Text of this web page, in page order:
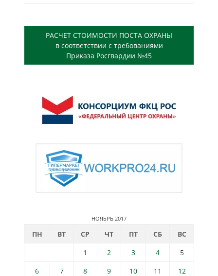
РАСЧЕТ СТОИМОСТИ ПОСТА ОХРАНЫ
в соответствии с требованиями
Приказа Росгвардии №45
НОЯБРЬ 2017
ПН ВТ СР ЧТ ПТ СБ
ВС
1
2 3 4
5
6
7 8 9 10 11
12